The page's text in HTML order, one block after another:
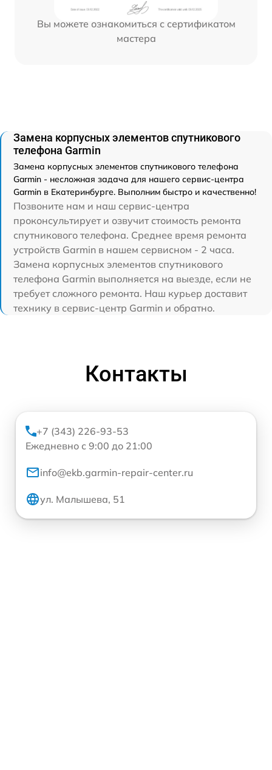
Вы можете ознакомиться с сертификатом
мастера
Замена корпусных элементов спутникового
телефона Garmin
Замена корпусных элементов спутникового телефона
Garmin - несложная задача для нашего сервис-центра
Garmin в Екатеринбурге. Выполним быстро и качественно!
Позвоните нам и наш сервис-центра
проконсультирует и озвучит стоимость ремонта
спутникового телефона. Среднее время ремонта
устройств Garmin в нашем сервисном - 2 часа.
Замена корпусных элементов спутникового
телефона Garmin выполняется на выезде, если не
требует сложного ремонта. Наш курьер доставит
технику в сервис-центр Garmin и обратно.
Контакты
+7 (343) 226-93-53
Ежедневно с 9:00 до 21:00
info@ekb.garmin-repair-center.ru
ул. Малышева, 51